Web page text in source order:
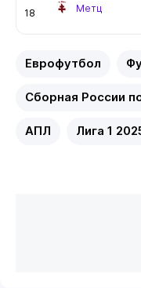
18 Метц
Еврофутбол
Сборная России
АПЛ Лига 1